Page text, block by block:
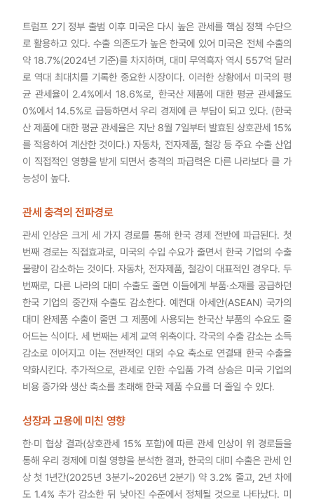
트럼프 2기 정부 출범 이후 미국은 다시 높은 관세를 핵심 정책 수단으
로 활용하고 있다. 수출 의존도가 높은 한국에 있어 미국은 전체 수출의
약 18.7%(2024년 기준)를 차지하며, 대미 무역흑자 역시 557억 달러
로 역대 최대치를 기록한 중요한 시장이다. 이러한 상황에서 미국의 평
균 관세율이 2.4%에서 18.6%로, 한국산 제품에 대한 평균 관세율도
0%에서 14.5%로 급등하면서 우리 경제에 큰 부담이 되고 있다. (한국
산 제품에 대한 평균 관세율은 지난 8월 7일부터 발효된 상호관세 15%
를 적용하여 계산한 것이다.) 자동차, 전자제품, 철강 등 주요 수출 산업
이 직접적인 영향을 받게 되면서 충격의 파급력은 다른 나라보다 클 가
능성이 높다.
관세 충격의 전파경로
관세 인상은 크게 세 가지 경로를 통해 한국 경제 전반에 파급된다. 첫
번째 경로는 직접효과로, 미국의 수입 수요가 줄면서 한국 기업의 수출
물량이 감소하는 것이다. 자동차, 전자제품, 철강이 대표적인 경우다. 두
번째로, 다른 나라의 대미 수출도 줄면 이들에게 부품·소재를 공급하던
한국 기업의 중간재 수출도 감소한다. 예컨대 아세안(ASEAN) 국가의
대미 완제품 수출이 줄면 그 제품에 사용되는 한국산 부품의 수요도 줄
어드는 식이다. 세 번째는 세계 교역 위축이다. 각국의 수출 감소는 소득
감소로 이어지고 이는 전반적인 대외 수요 축소로 연결돼 한국 수출을
약화시킨다. 추가적으로, 관세로 인한 수입품 가격 상승은 미국 기업의
비용 증가와 생산 축소를 초래해 한국 제품 수요를 더 줄일 수 있다.
성장과 고용에 미친 영향
한·미 협상 결과(상호관세 15% 포함)에 따른 관세 인상이 위 경로들을
통해 우리 경제에 미칠 영향을 분석한 결과, 한국의 대미 수출은 관세 인
상 첫 1년간(2025년 3분기~2026년 2분기) 약 3.2% 줄고, 2년 차에
도 1.4% 추가 감소한 뒤 낮아진 수준에서 정체될 것으로 나타났다. 미